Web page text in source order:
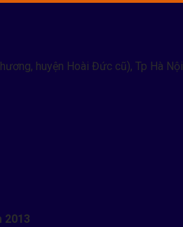
huyện Hoài Đức cũ), Tp Hà Nội
2013